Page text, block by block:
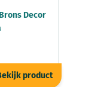
Decor
product